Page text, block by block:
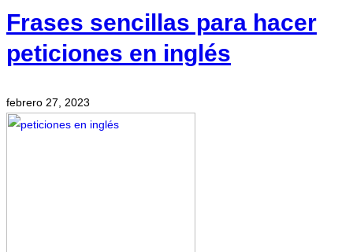
Frases sencillas para hacer
peticiones en inglés
febrero 27, 2023